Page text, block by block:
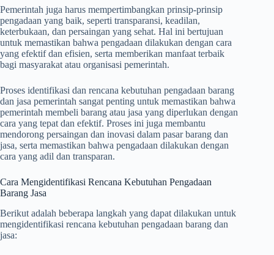
Pemerintah juga harus mempertimbangkan prinsip-prinsip
pengadaan yang baik, seperti transparansi, keadilan,
keterbukaan, dan persaingan yang sehat. Hal ini bertujuan
untuk memastikan bahwa pengadaan dilakukan dengan cara
yang efektif dan efisien, serta memberikan manfaat terbaik
bagi masyarakat atau organisasi pemerintah.
Proses identifikasi dan rencana kebutuhan pengadaan barang
dan jasa pemerintah sangat penting untuk memastikan bahwa
pemerintah membeli barang atau jasa yang diperlukan dengan
cara yang tepat dan efektif. Proses ini juga membantu
mendorong persaingan dan inovasi dalam pasar barang dan
jasa, serta memastikan bahwa pengadaan dilakukan dengan
cara yang adil dan transparan.
Cara Mengidentifikasi Rencana Kebutuhan Pengadaan
Barang Jasa
Berikut adalah beberapa langkah yang dapat dilakukan untuk
mengidentifikasi rencana kebutuhan pengadaan barang dan
jasa: